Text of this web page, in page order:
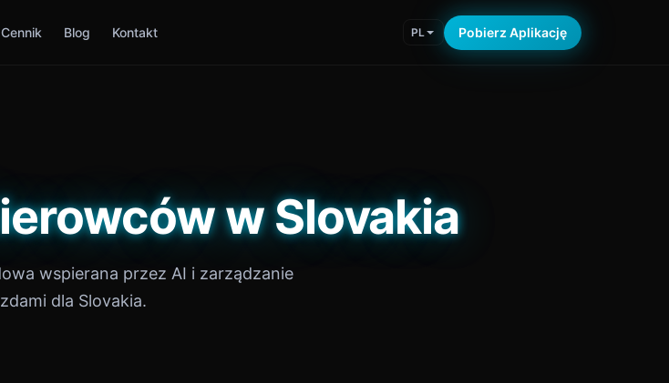
Cennik Blog Kontakt PL Pobierz Aplikację
w Slovakia
wspierana przez AI i zarządzanie
dla Slovakia.